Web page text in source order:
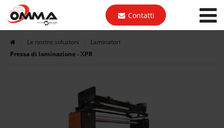
Contatti
Le nostre soluzioni
Laminatori
Pressa di laminazione - XPR